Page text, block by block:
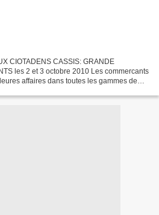
CIOTADENS CASSIS: GRANDE
les 2 et 3 octobre 2010 Les commercants
affaires dans toutes les gammes de